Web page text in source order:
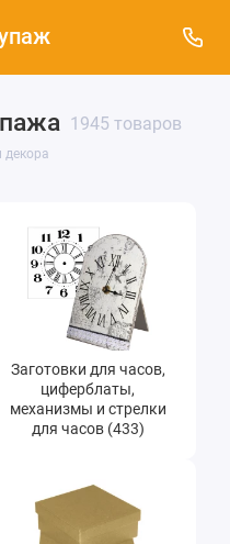
1945 товаров
декора
из фанеры и
(615)
маше и
Заготовки для часов,
циферблаты,
механизмы и стрелки
для часов (433)